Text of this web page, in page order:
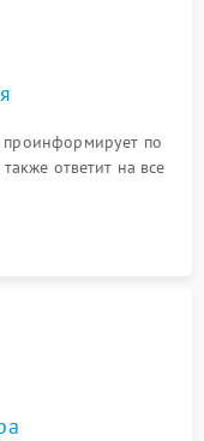
проинформирует по
ответит на все